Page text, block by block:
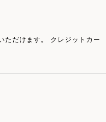
ただけます。 クレジットカー